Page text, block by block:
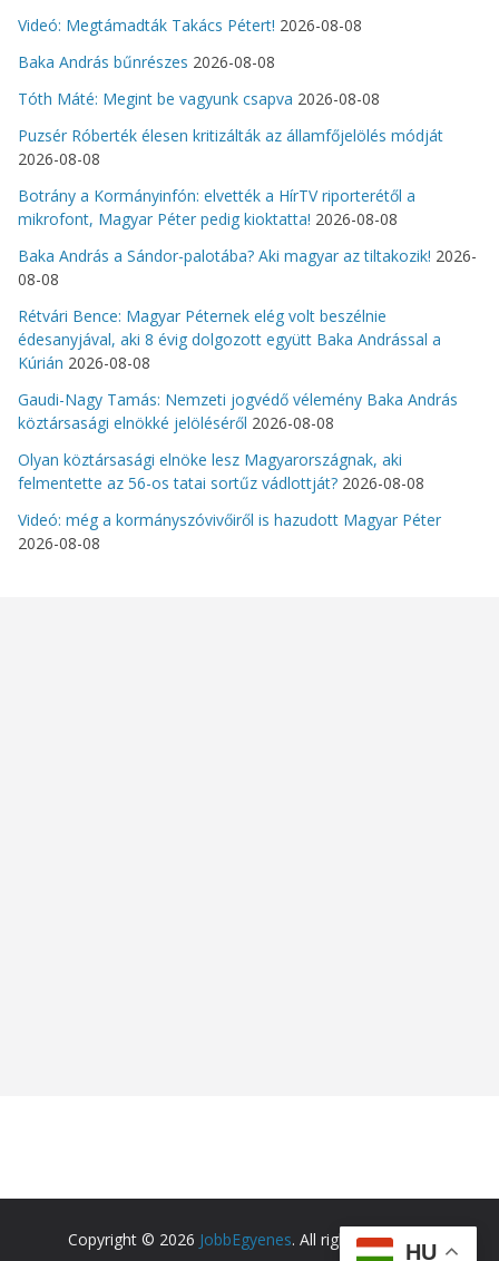
Videó: Megtámadták Takács Pétert! 2026-08-08
Baka András bűnrészes 2026-08-08
Tóth Máté: Megint be vagyunk csapva 2026-08-08
Puzsér Róberték élesen kritizálták az államfőjelölés módját
2026-08-08
Botrány a Kormányinfón: elvették a HírTV riporterétől a
mikrofont, Magyar Péter pedig kioktatta! 2026-08-08
Baka András a Sándor-palotába? Aki magyar az tiltakozik! 2026-
08-08
Rétvári Bence: Magyar Péternek elég volt beszélnie
édesanyjával, aki 8 évig dolgozott együtt Baka Andrással a
Kúrián 2026-08-08
Gaudi-Nagy Tamás: Nemzeti jogvédő vélemény Baka András
köztársasági elnökké jelöléséről 2026-08-08
Olyan köztársasági elnöke lesz Magyarországnak, aki
felmentette az 56-os tatai sortűz vádlottját? 2026-08-08
Videó: még a kormányszóvivőiről is hazudott Magyar Péter
2026-08-08
Copyright © 2026 JobbEgyenes. All rights reserved.
HU